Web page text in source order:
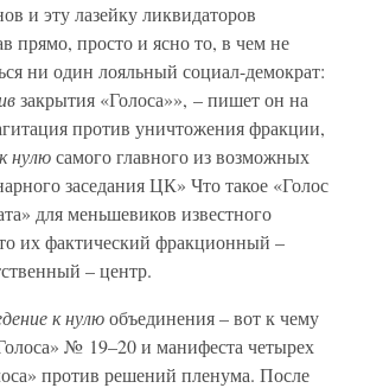
и эту лазейку ликвидаторов
прямо, просто и ясно то, в чем не
ни один лояльный социал-демократ:
закрытия «Голоса»», – пишет он на
против уничтожения фракции,
нулюсамого главного из возможных
заседания ЦК» Что такое «Голос
для меньшевиков известного
их фактический фракционный –
– центр.
к нулюобъединения – вот к чему
№ 19–20 и манифеста четырех
против решений пленума. После